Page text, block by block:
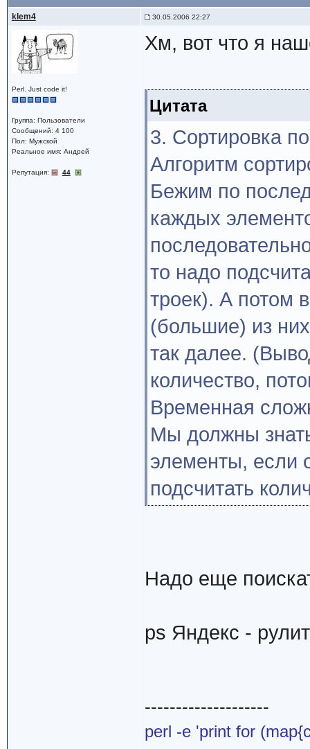
klem4 30.05.2006 22:27
Perl. Just code it!
Группа: Пользователи
Сообщений: 4 100
Пол: Мужской
Реальное имя: Андрей
Репутация: 44
Хм, вот что я
Цитата
3. Сортировка
Алгоритм
Бежим по
каждых
то надо
троек). А потом
(большие) из
так далее.
количество,
Временная
Мы должны
элементы, если
подсчитать
Надо еще
ps Яндекс -
--------------------
perl -e 'print for